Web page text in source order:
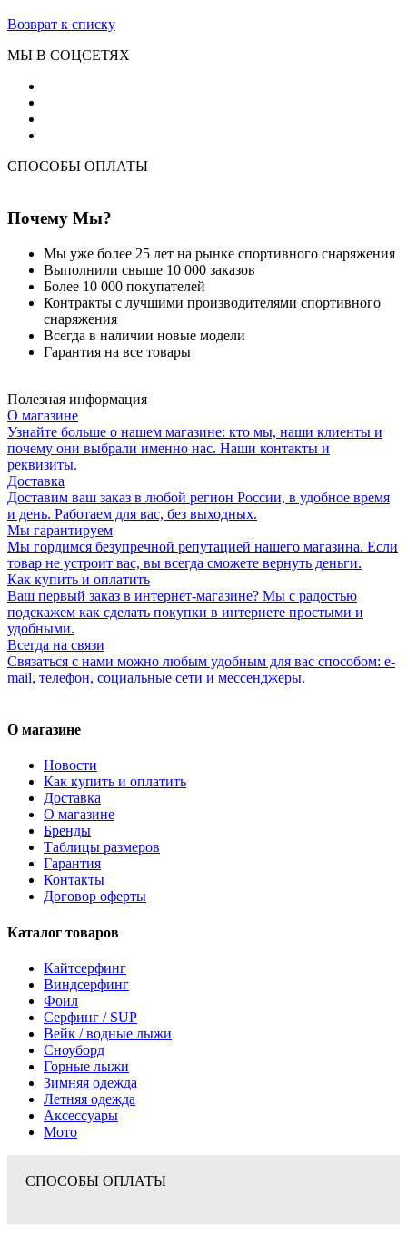
Возврат к списку
МЫ В СОЦСЕТЯХ
СПОСОБЫ ОПЛАТЫ
Почему Мы?
Мы уже более 25 лет на рынке спортивного снаряжения
Выполнили свыше 10 000 заказов
Более 10 000 покупателей
Контракты с лучшими производителями спортивного
снаряжения
Всегда в наличии новые модели
Гарантия на все товары
Полезная информация
О магазине
Узнайте больше о нашем магазине: кто мы, наши клиенты и
почему они выбрали именно нас. Наши контакты и
реквизиты.
Доставка
Доставим ваш заказ в любой регион России, в удобное время
и день. Работаем для вас, без выходных.
Мы гарантируем
Мы гордимся безупречной репутацией нашего магазина. Если
товар не устроит вас, вы всегда сможете вернуть деньги.
Как купить и оплатить
Ваш первый заказ в интернет-магазине? Мы с радостью
подскажем как сделать покупки в интернете простыми и
удобными.
Всегда на связи
Связаться с нами можно любым удобным для вас способом: e-
mail, телефон, социальные сети и мессенджеры.
О магазине
Новости
Как купить и оплатить
Доставка
О магазине
Бренды
Таблицы размеров
Гарантия
Контакты
Договор оферты
Каталог товаров
Кайтсерфинг
Виндсерфинг
Фоил
Серфинг / SUP
Вейк / водные лыжи
Сноуборд
Горные лыжи
Зимняя одежда
Летняя одежда
Аксессуары
Мото
СПОСОБЫ ОПЛАТЫ